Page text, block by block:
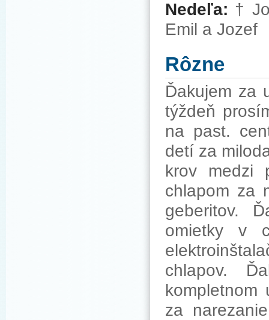
Nedeľa: †
Emil a Jozef
Rôzne
Ďakujem za
týždeň
na past.
detí za
krov medzi
chlapom za
geberitov.
omietky v
chlapov.
kompletnom
za